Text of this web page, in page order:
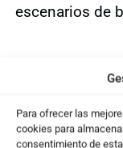
Para ofrecer las
cookies para
consentimiento de
escenarios de
Te puede